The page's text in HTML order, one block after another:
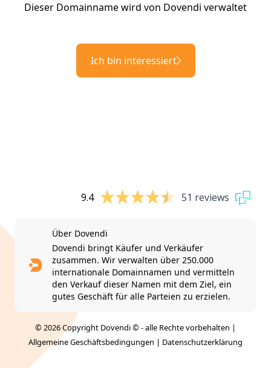
Dieser Domainname wird von Dovendi verwaltet
Ich bin interessiert
9.4 51 reviews
Über Dovendi
Dovendi bringt Käufer und Verkäufer
zusammen. Wir verwalten über 250.000
internationale Domainnamen und vermitteln
den Verkauf dieser Namen mit dem Ziel, ein
gutes Geschäft für alle Parteien zu erzielen.
© 2026 Copyright Dovendi © - alle Rechte vorbehalten |
Allgemeine Geschäftsbedingungen | Datenschutzerklärung